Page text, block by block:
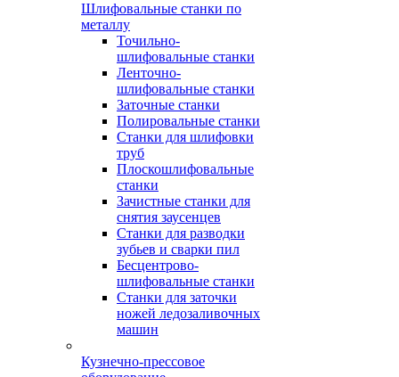
Шлифовальные станки по
металлу
Точильно-
шлифовальные станки
Ленточно-
шлифовальные станки
Заточные станки
Полировальные станки
Станки для шлифовки
труб
Плоскошлифовальные
станки
Зачистные станки для
снятия заусенцев
Станки для разводки
зубьев и сварки пил
Бесцентрово-
шлифовальные станки
Станки для заточки
ножей ледозаливочных
машин
Кузнечно-прессовое